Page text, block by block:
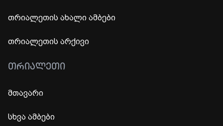
თრიალეთის ახალი ამბები
თრიალეთის არქივი
ᲗᲠᲘᲐᲚᲔᲗᲘ
მთავარი
სხვა ამბები